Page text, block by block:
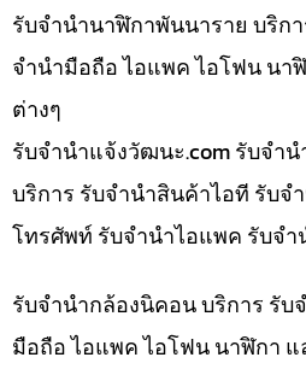
รับจำนำนาฬิกาพันนาราย บริก
จำนำมือถือ ไอแพค ไอโฟน นา
ต่างๆ
รับจํานําแจ้งวัฒนะ.com รับจำ
บริการ รับจำนำสินค้าไอที รับจ
โทรศัพท์ รับจำนำไอแพค รับจำ
รับจำนำกล้องนิคอน บริการ รับ
มือถือ ไอแพค ไอโฟน นาฬิกา